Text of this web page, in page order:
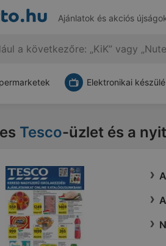
Ajánlatok és akciós
Elektronikai
Tesco-üzlet és a